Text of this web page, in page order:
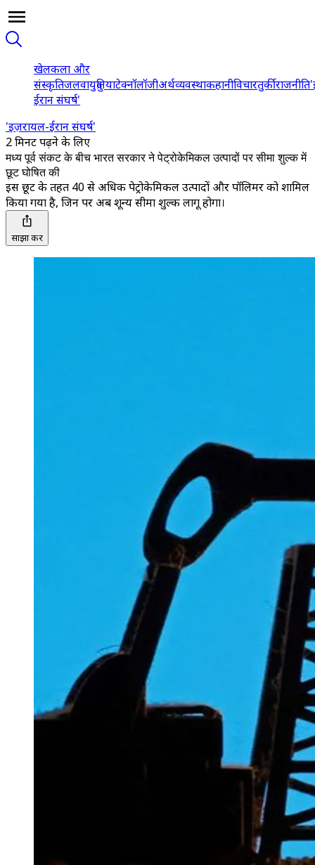
खेलकला और
संस्कृतिजलवायुदुनियाटेक्नॉलॉजीअर्थव्यवस्थाकहानीविचारतुर्कीराजनीति
ईरान संघर्ष'
'इज़रायल-ईरान संघर्ष'
2 मिनट पढ़ने के लिए
मध्य पूर्व संकट के बीच भारत सरकार ने पेट्रोकेमिकल उत्पादों पर सीमा शुल्क में
छूट घोषित की
इस छूट के तहत 40 से अधिक पेट्रोकेमिकल उत्पादों और पॉलिमर को शामिल
किया गया है, जिन पर अब शून्य सीमा शुल्क लागू होगा।
साझा करें